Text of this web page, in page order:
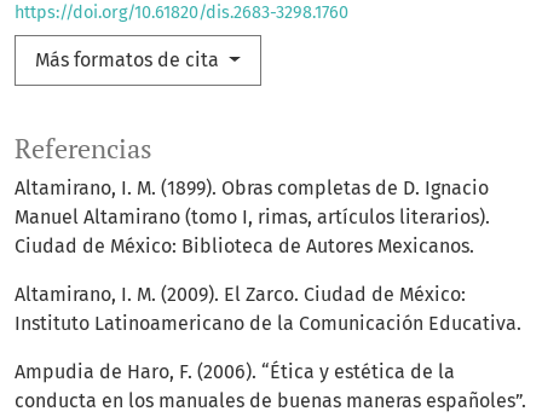
https://doi.org/10.61820/dis.2683-3298.1760
Más formatos de cita
Referencias
Altamirano, I. M. (1899). Obras completas de D. Ignacio
Manuel Altamirano (tomo I, rimas, artículos literarios).
Ciudad de México: Biblioteca de Autores Mexicanos.
Altamirano, I. M. (2009). El Zarco. Ciudad de México:
Instituto Latinoamericano de la Comunicación Educativa.
Ampudia de Haro, F. (2006). “Ética y estética de la
conducta en los manuales de buenas maneras españoles”.